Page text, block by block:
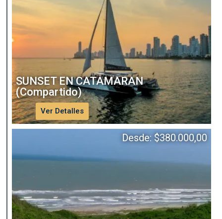
SUNSET EN CATAMARAN
(Compartido)
Ver Detalles
Desde: $380.000,00